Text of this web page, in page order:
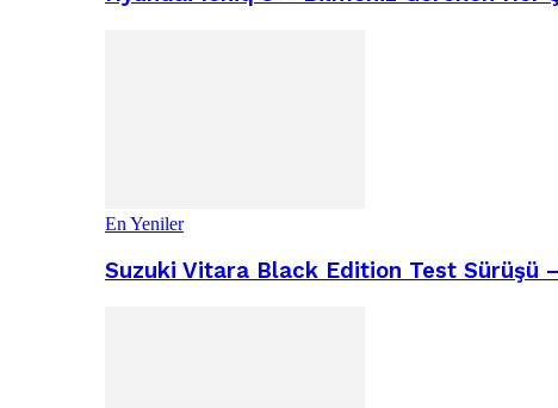
En Yeniler
Suzuki Vitara Black Edition Test Sürüşü